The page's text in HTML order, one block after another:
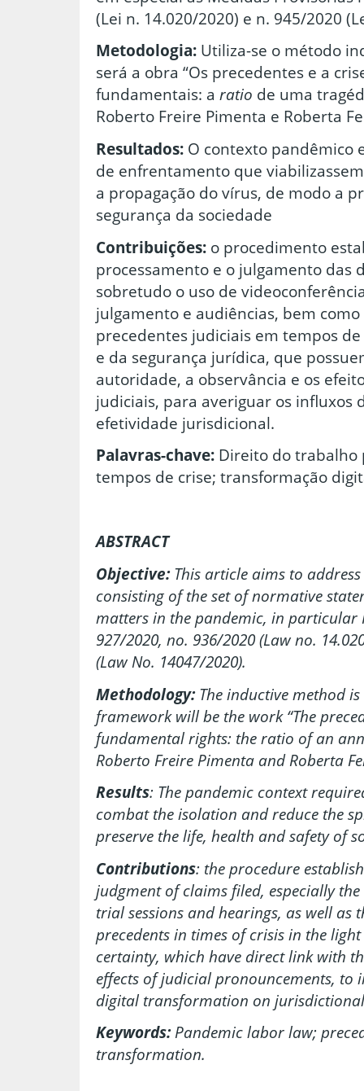
(Lei n. 14.020/2020) e n. 945/2020
Metodologia: Utiliza-se o método
será a obra “Os precedentes e a
fundamentais: a ratio de uma
Roberto Freire Pimenta e Roberta
Resultados: O contexto pandêmico
de enfrentamento que
a propagação do vírus, de modo a
segurança da sociedade
Contribuições: o procedimento
processamento e o julgamento das
sobretudo o uso de
julgamento e audiências, bem
precedentes judiciais em tempos
e da segurança jurídica, que
autoridade, a observância e os
judiciais, para averiguar os influxos
efetividade jurisdicional.
Palavras-chave: Direito do trabalho
tempos de crise; transformação
ABSTRACT
Objective:This article aims to
consisting of the set of normative
matters in the pandemic, in particular
927/2020, no. 936/2020 (Law no.
(Law No. 14047/2020).
Methodology:The inductive method
framework will be the work “The
fundamental rights: the ratio of an
Roberto Freire Pimenta and Roberta
Results: The pandemic context
combat the isolation and reduce the
preserve the life, health and safety of
Contributions: the procedure
judgment of claims filed, especially
trial sessions and hearings, as well as
precedents in times of crisis in the
certainty, which have direct link with
effects of judicial pronouncements, to
digital transformation on jurisdictional
Keywords:Pandemic labor law;
transformation.